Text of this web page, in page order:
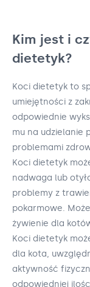
Kim jest i
dietetyk?
Koci dietetyk to
umiejętności z
odpowiednie
mu na udzielanie
problemami
Koci dietetyk
nadwaga lub
problemy z
pokarmowe.
żywienie dla
Koci dietetyk
dla kota,
aktywność
odpowiedniej